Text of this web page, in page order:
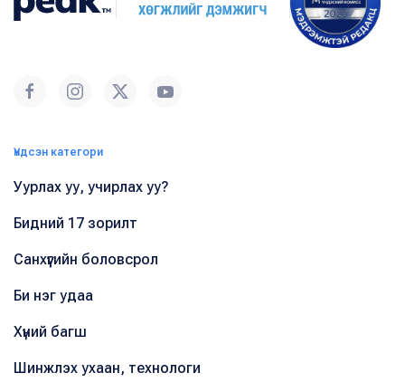
Үндсэн категори
Уурлах уу, учирлах уу?
Бидний 17 зорилт
Санхүүгийн боловсрол
Би нэг удаа
Хүний багш
Шинжлэх ухаан, технологи